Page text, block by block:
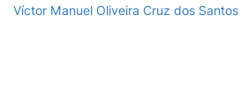
Víctor Manuel Oliveira Cruz dos Santos